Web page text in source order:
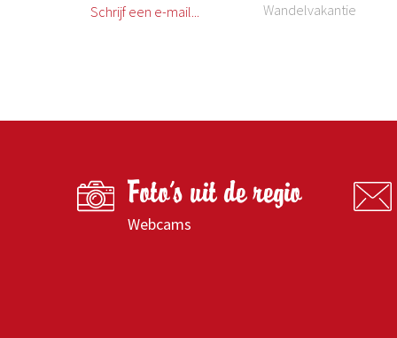
Schrijf een e-mail...
Wandelvakantie
Foto's uit de regio
Webcams